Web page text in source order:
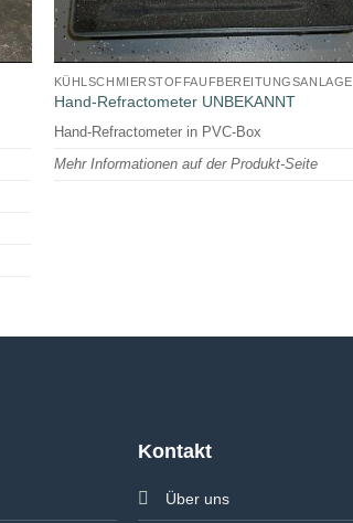
KÜHLSCHMIERSTOFFAUFBEREITUNGSANLAGE
Hand-Refractometer UNBEKANNT
Hand-Refractometer in PVC-Box
Mehr Informationen auf der Produkt-Seite
Kontakt
Über uns